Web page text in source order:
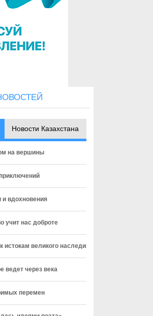
Новости Казахстана
на вершины
вдохновения
учит нас доброте
истокам великого наследия
ведет через века
перемен